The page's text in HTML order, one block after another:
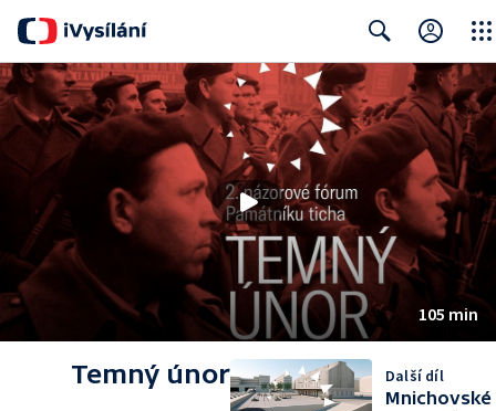
Search Close
105 min
Temný únor
Další díl
Mnichovské